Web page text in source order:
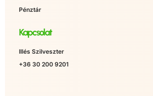
Pénztár
Kapcsolat
Illés Szilveszter
+36 30 200 9201